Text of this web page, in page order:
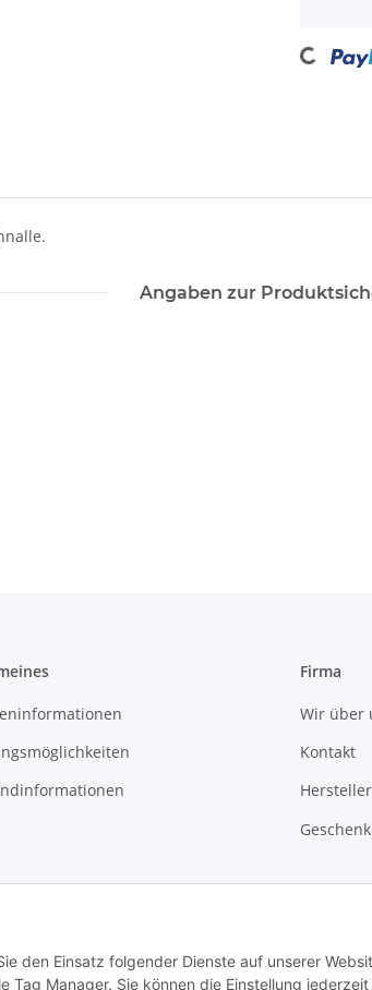
den Einsatz folgender Dienste auf unserer
Tag Manager. Sie können die Einstellung
Loading...
Angaben zur
Firma
Wir über
Kontakt
Hersteller